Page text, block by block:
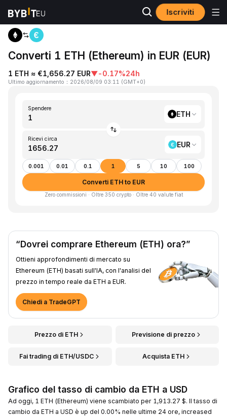
Iscriviti
Home ETH to EUR
Converti 1 ETH (Ethereum) in EUR (EUR)
1 ETH ≈ €1,656.27 EUR▼-0.17%24h
Ultimo aggiornamento ： 2026/08/09 03:11 (GMT+0)
Spendere
ETH
Ricevi circa
EUR
0.001 0.01 0.1 1 5 10 100
Converti ETH to EUR
Zero commissioni · Oltre 350 crypto · Oltre 40 valute fiat
“Dovrei comprare Ethereum (ETH) ora?”
Ottieni approfondimenti di mercato su
Ethereum (ETH) basati sull'IA, con l'analisi del
prezzo in tempo reale da ETH a EUR.
Chiedi a TradeGPT
Prezzo di ETH Previsione di prezzo
Fai trading di ETH/USDC Acquista ETH
Grafico del tasso di cambio da ETH a USD
Ad oggi, 1 ETH (Ethereum) viene scambiato per 1,913.27 $. Il tasso di
cambio da ETH a USD è up del 0.00% nelle ultime 24 ore, increased